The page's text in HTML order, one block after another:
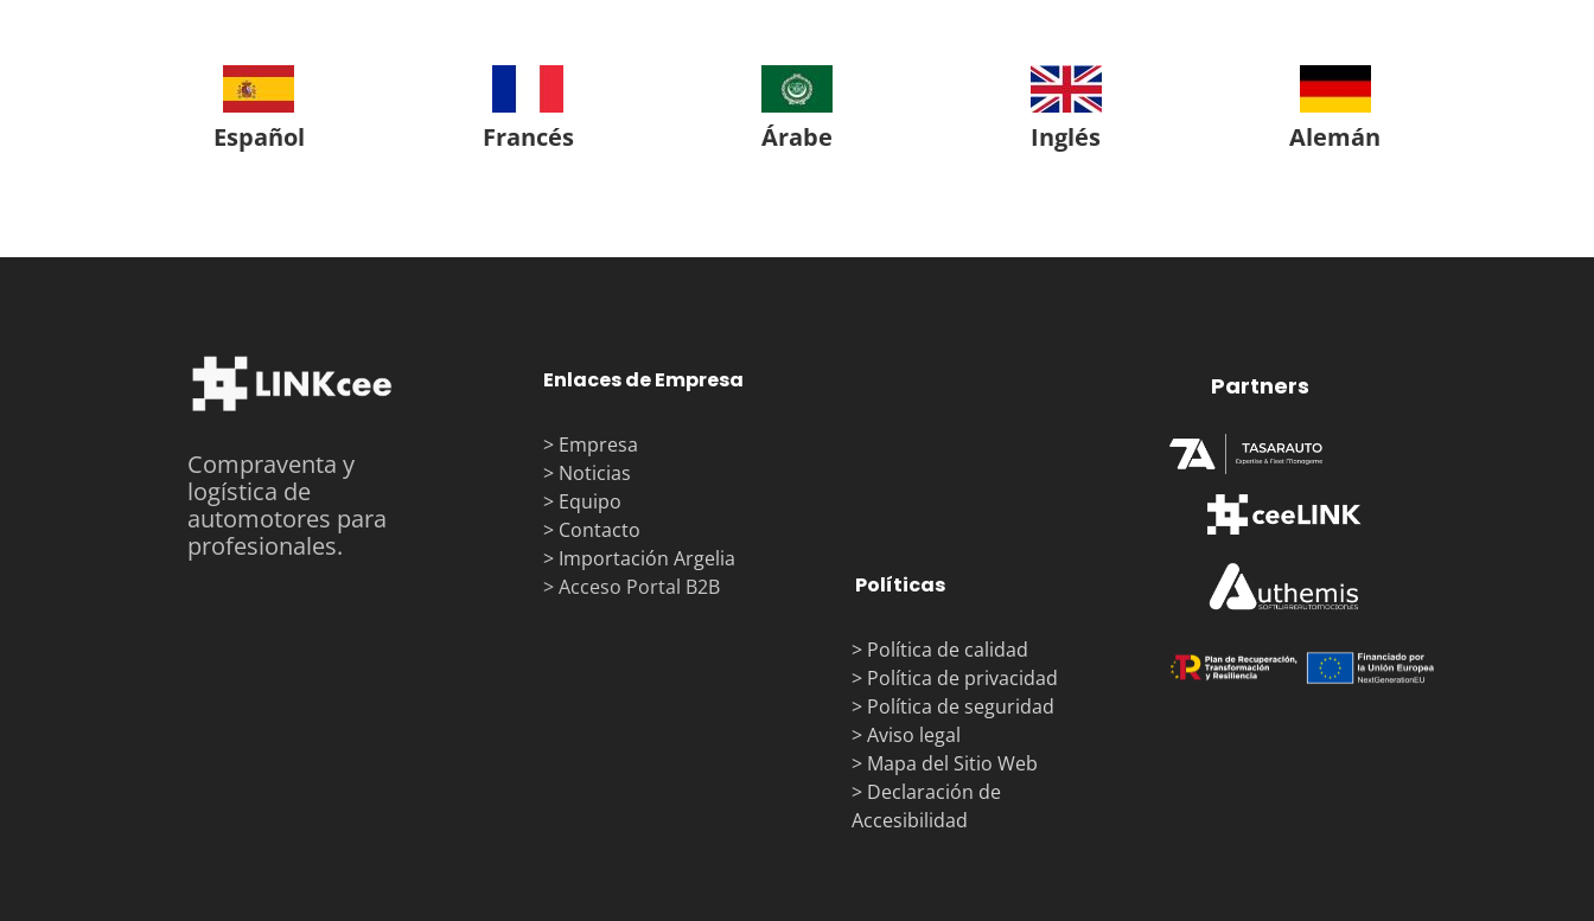
Español Francés Árabe Inglés Alemán
Compraventa y
logística de
automotores para
profesionales.
Enlaces de Empresa
> Empresa
> Noticias
> Equipo
> Contacto
> Importación Argelia
> Acceso Portal B2B
Políticas
> Política de calidad
> Política de privacidad
> Política de seguridad
> Aviso legal
> Mapa del Sitio Web
> Declaración de
Accesibilidad
Partners